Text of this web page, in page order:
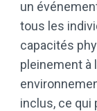
un
tous les
capacités
pleinement à
inclus, ce qui